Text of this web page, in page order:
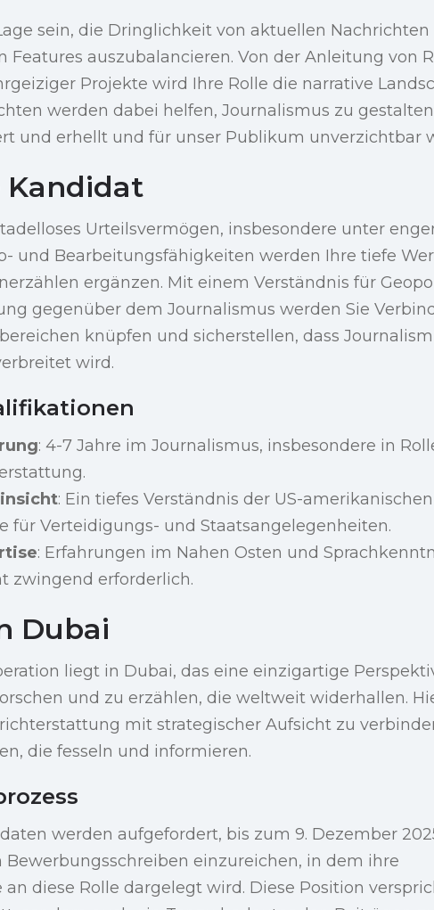
sein, die Dringlichkeit von aktuellen
Features auszubalancieren. Von der Anleitung von
Projekte wird Ihre Rolle die narrative
werden dabei helfen, Journalismus zu
und erhellt und für unser Publikum unverzichtbar
Kandidat
Urteilsvermögen, insbesondere unter
und Bearbeitungsfähigkeiten werden Ihre tiefe
ergänzen. Mit einem Verständnis für
gegenüber dem Journalismus werden Sie
knüpfen und sicherstellen, dass
wird.
: 4-7 Jahre im Journalismus, insbesondere in
: Ein tiefes Verständnis der US-
für Verteidigungs- und Staatsangelegenheiten.
: Erfahrungen im Nahen Osten und
zwingend erforderlich.
Dubai
liegt in Dubai, das eine einzigartige
und zu erzählen, die weltweit widerhallen.
mit strategischer Aufsicht zu
die fesseln und informieren.
werden aufgefordert, bis zum 9. Dezember
Bewerbungsschreiben einzureichen, in dem ihre
an diese Rolle dargelegt wird. Diese Position